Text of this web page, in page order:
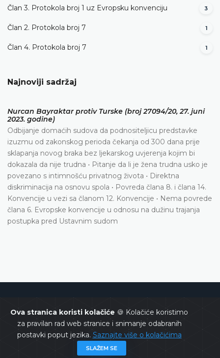
Ova stranica koristi kolačiće 🍪 Kolačiće koristimo
za pravilan rad web stranice i snimanje odabranih
postavki poput jezika. Saznajte više o kolačićima
SLAŽEM SE
Član 3. Protokola broj 1 uz Evropsku konvenciju 3
Član 2. Protokola broj 7 1
Član 4. Protokola broj 7 1
Najnoviji sadržaj
Nurcan Bayraktar protiv Turske (broj 27094/20, 27. juni
2023. godine)
Odbijanje domaćih sudova da podnositeljicu predstavke
izuzmu od zakonskog perioda čekanja od 300 dana prije
sklapanja novog braka bez ljekarskog uvjerenja kojim bi
dokazala da nije trudna • Pitanje da li je žena trudna usko je
povezano s intimnošću privatnog života • Direktna
diskriminacija na osnovu spola • Povreda člana 8. i člana 14.
Konvencije u vezi sa članom 12. Konvencije • Nema povrede
člana 6. Evropske konvencije u odnosu na dužinu trajanja
postupka pred Ustavnim sudom
Ustavni sud BiH